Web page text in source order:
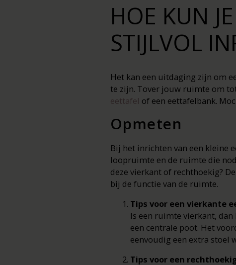
HOE KUN
STIJLVOL
Het kan een uitdaging zijn om
te zijn. Tover jouw ruimte om
eettafel of een eettafelbank.
Opmeten
Bij het inrichten van een kleine
loopruimte en de ruimte die
deze vierkant of rechthoekig?
bij de functie van de ruimte.
Tips voor een vierkante
Is een ruimte vierkant,
een centrale poot. Het
eenvoudig een extra stoel
Tips voor een